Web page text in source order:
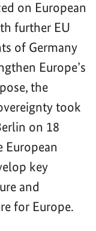
on European
further EU
of Germany
Europe’s
the
took
on 18
European
key
and
for Europe.